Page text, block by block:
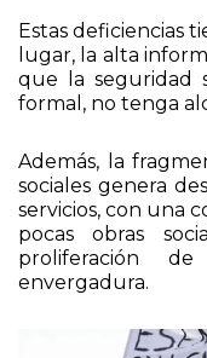
lugar, la alta
que la seguridad
formal, no tenga
sociales genera
servicios, con una
pocas obras
proliferación
envergadura.